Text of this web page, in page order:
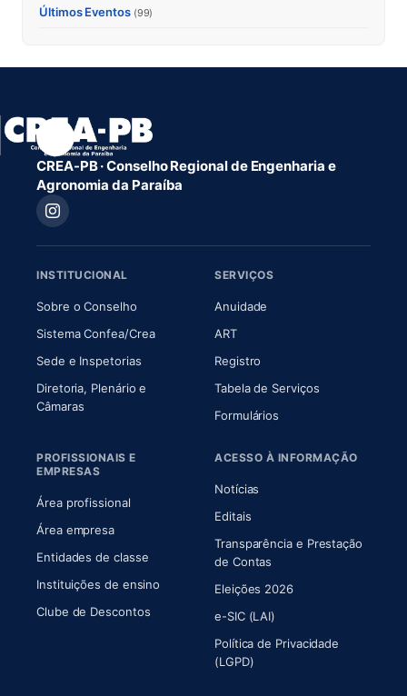
Últimos Eventos (99)
CREA-PB · Conselho Regional de Engenharia e
Agronomia da Paraíba
INSTITUCIONAL
Sobre o Conselho(abre em nova aba)
Sistema Confea/Crea(abre em nova aba)
Sede e Inspetorias
Diretoria, Plenário e
Câmaras(abre em nova aba)
SERVIÇOS
Anuidade
ART(abre em nova aba)
Registro
Tabela de Serviços
Formulários
PROFISSIONAIS E
EMPRESAS
Área profissional
Área empresa
Entidades de classe
Instituições de ensino
Clube de Descontos
ACESSO À INFORMAÇÃO
Notícias
Editais
Transparência e Prestação
de Contas
Eleições 2026
e-SIC (LAI)
Política de Privacidade
(LGPD)